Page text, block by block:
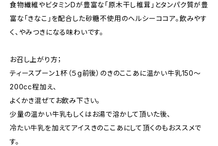
食物繊維やビタミンDが豊富な「原木干し椎茸」とタンパク質が豊
富な「きなこ」を配合した砂糖不使用のヘルシーココア。飲みやす
く、やみつきになる味わいです。
お召し上がり方；
ティースプーン１杯（５g前後）のきのここあに温かい牛乳150～
200cc程加え、
よくかき混ぜてお飲み下さい。
少量の温かい牛乳もしくはお湯で溶かして頂いた後、
冷たい牛乳を加えてアイスきのここあにして頂くのもおススメで
す。